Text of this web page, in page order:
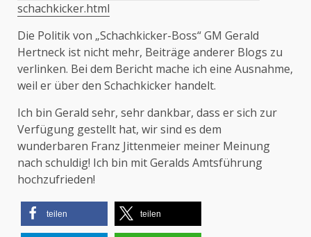
schachkicker.html
Die Politik von „Schachkicker-Boss“ GM Gerald
Hertneck ist nicht mehr, Beiträge anderer Blogs zu
verlinken. Bei dem Bericht mache ich eine Ausnahme,
weil er über den Schachkicker handelt.
Ich bin Gerald sehr, sehr dankbar, dass er sich zur
Verfügung gestellt hat, wir sind es dem
wunderbaren Franz Jittenmeier meiner Meinung
nach schuldig! Ich bin mit Geralds Amtsführung
hochzufrieden!
teilen teilen